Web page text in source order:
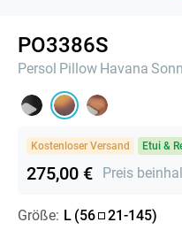
PO3386S
Persol Pillow Havana
Kostenloser Versand Etui &
275,00 € Preis
Größe: L (56 21-145)